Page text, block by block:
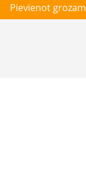
Pievienot grozam